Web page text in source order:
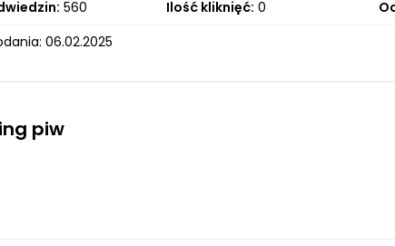
560 Ilość kliknięć: 0
06.02.2025
piw